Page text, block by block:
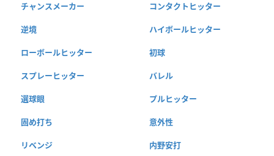
チャンスメーカー コンタクトヒッター
逆境 ハイボールヒッター
ローボールヒッター 初球
スプレーヒッター バレル
選球眼 プルヒッター
固め打ち 意外性
リベンジ 内野安打